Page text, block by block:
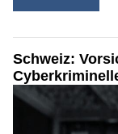
Schweiz: